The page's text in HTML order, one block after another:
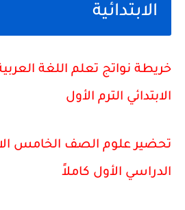
الابتدائية
خريطة نواتج تعلم اللغة
الابتدائي الترم الأول
تحضير علوم الصف الخامس
الدراسي الأول كاملاً